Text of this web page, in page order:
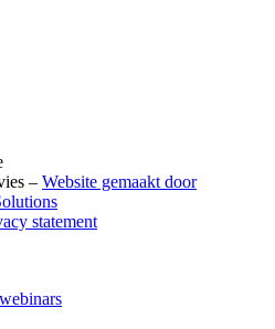
– Website gemaakt door
statement